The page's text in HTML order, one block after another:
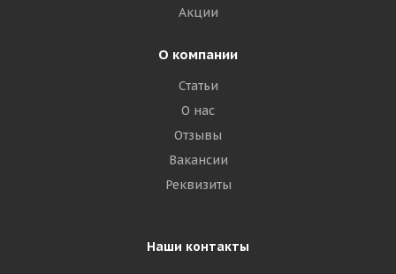
Акции
О компании
Статьи
О нас
Отзывы
Вакансии
Реквизиты
Наши контакты